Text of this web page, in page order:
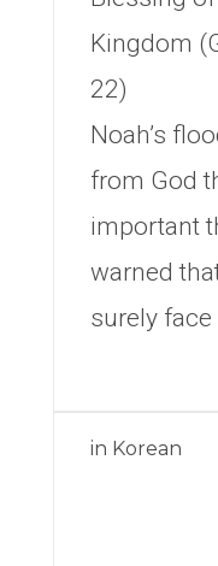
Kingdom
22)
Noah’s
from God
important
warned
surely face
in Korean